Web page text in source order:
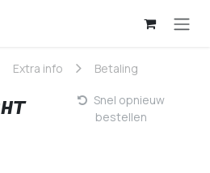
Extra info Betaling
Snel opnieuw
bestellen